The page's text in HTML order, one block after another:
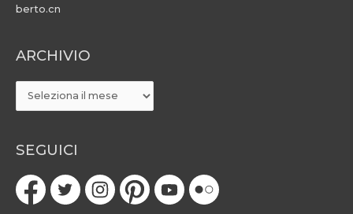
berto.cn
ARCHIVIO
ARCHIVIO
SEGUICI